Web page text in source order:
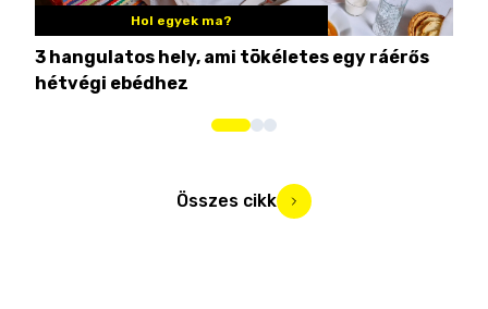
Hol egyek ma?
3 hangulatos hely, ami tökéletes egy ráérős
hétvégi ebédhez
Összes cikk